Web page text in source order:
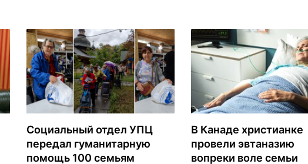
Социальный отдел УПЦ
передал гуманитарную
помощь 100 семьям
В Канаде христианке
провели эвтаназию
вопреки воле семьи